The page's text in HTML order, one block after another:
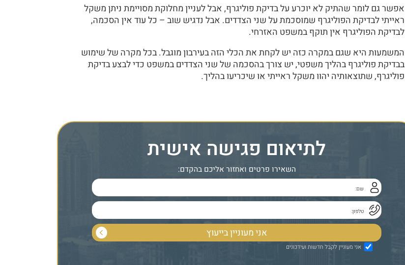
אפשר גם לומר שהתיק לא יוכרע על בדיקת פוליגרף, אבל לעניין מחלוקת מסויימת ניתן משקל
ראייתי לבדיקת הפוליגרף שמוסכמת על שני הצדדים. אבל נדגיש שוב – כל עוד אין הסכמה,
לבדיקת הפוליגרף אין תוקף במשפט האזרחי.
המשמעות היא שגם במקרה כזה יש לקחת את הכלי הזה בעירבון מוגבל. בכל מקרה של שימוש
בבדיקת פוליגרף בהליך משפטי, יש צורך בהסכמה של שני הצדדים במשפט כדי לבצע בדיקת
פוליגרף, שתוצאותיה יהוו משקל ראייתי או שיכריעו בהליך.
לתיאום פגישה אישית
השאירו פרטים ואחזור אליכם בהקדם:
אני מעוניין לקבל חדשות ועידכונים